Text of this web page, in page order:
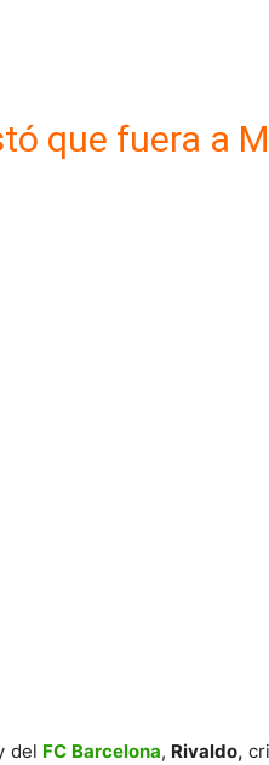
que fuera a
del FC Barcelona, Rivaldo,